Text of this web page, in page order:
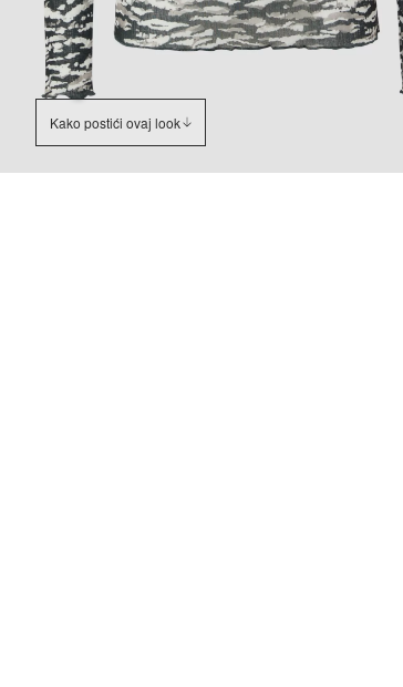
Kako postići ovaj look